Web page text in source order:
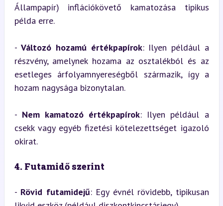
Állampapír) inflációkövető kamatozása tipikus
példa erre.
- Változó hozamú értékpapírok: Ilyen például a
részvény, amelynek hozama az osztalékból és az
esetleges árfolyamnyereségből származik, így a
hozam nagysága bizonytalan.
- Nem kamatozó értékpapírok: Ilyen például a
csekk vagy egyéb fizetési kötelezettséget igazoló
okirat.
4. Futamidő szerint
- Rövid futamidejű: Egy évnél rövidebb, tipikusan